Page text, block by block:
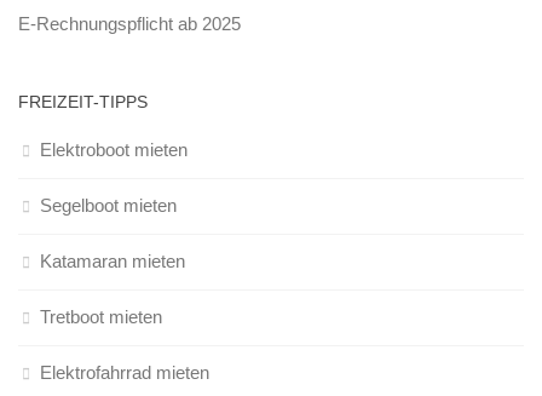
E-Rechnungspflicht ab 2025
FREIZEIT-TIPPS
Elektroboot mieten
Segelboot mieten
Katamaran mieten
Tretboot mieten
Elektrofahrrad mieten